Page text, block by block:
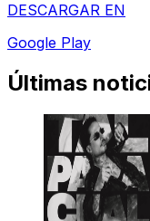
DESCARGAR EN
Google Play
Últimas